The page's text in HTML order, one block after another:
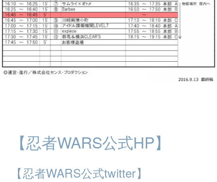
【忍者WARS公式HP】
【忍者WARS公式twitter】